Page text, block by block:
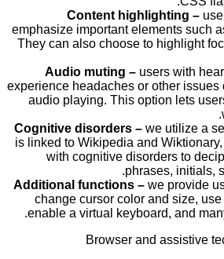
Content highlighting –
emphasize important elements such
They can also choose to highlight
Audio muting – users with
experience headaches or other issues
audio playing. This option lets
Cognitive disorders – we utilize a
is linked to Wikipedia and
with cognitive disorders to
phrases, initials,
Additional functions – we provide
change cursor color and size,
enable a virtual keyboard, and
Browser and assistive